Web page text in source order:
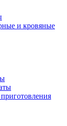
и кровяные